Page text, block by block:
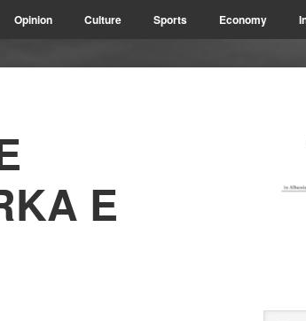
Opinion Culture Sports Economy
E